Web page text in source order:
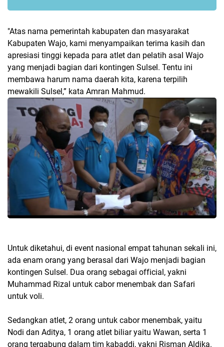
"Atas nama pemerintah kabupaten dan masyarakat
Kabupaten Wajo, kami menyampaikan terima kasih dan
apresiasi tinggi kepada para atlet dan pelatih asal Wajo
yang menjadi bagian dari kontingen Sulsel. Tentu ini
membawa harum nama daerah kita, karena terpilih
mewakili Sulsel,” kata Amran Mahmud.
Untuk diketahui, di event nasional empat tahunan sekali ini,
ada enam orang yang berasal dari Wajo menjadi bagian
kontingen Sulsel. Dua orang sebagai official, yakni
Muhammad Rizal untuk cabor menembak dan Safari
untuk voli.
Sedangkan atlet, 2 orang untuk cabor menembak, yaitu
Nodi dan Aditya, 1 orang atlet biliar yaitu Wawan, serta 1
orang tergabung dalam tim kabaddi, yakni Risman Aldika.